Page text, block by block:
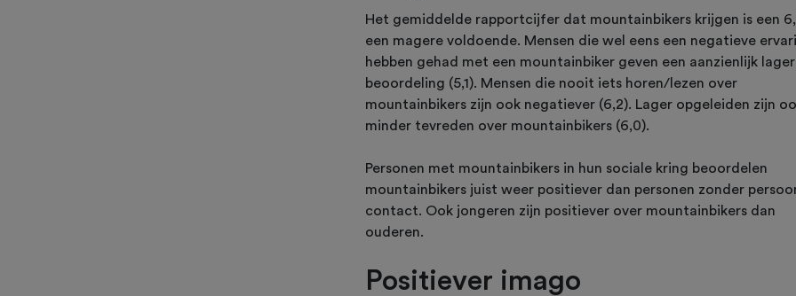
Het gemiddelde rapportcijfer dat mountainbikers krijgen is een
een magere voldoende. Mensen die wel eens een negatieve
hebben gehad met een mountainbiker geven een aanzienlijk
beoordeling (5,1). Mensen die nooit iets horen/lezen over
mountainbikers zijn ook negatiever (6,2). Lager opgeleiden zijn
minder tevreden over mountainbikers (6,0).
Personen met mountainbikers in hun sociale kring beoordelen
mountainbikers juist weer positiever dan personen zonder
contact. Ook jongeren zijn positiever over mountainbikers dan
ouderen.
Positiever imago